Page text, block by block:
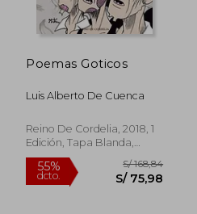
dcto. S/ 71,56
Poemas Goticos
Luis Alberto De Cuenca
Reino De Cordelia, 2018, 1
Edición, Tapa Blanda,
Nuevo